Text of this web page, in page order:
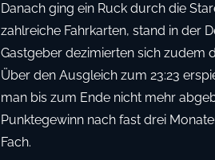
Danach ging ein Ruck durch die
zahlreiche Fahrkarten, stand in der
Gastgeber dezimierten sich zudem
Über den Ausgleich zum 23:23
man bis zum Ende nicht mehr
Punktegewinn nach fast drei
Fach.